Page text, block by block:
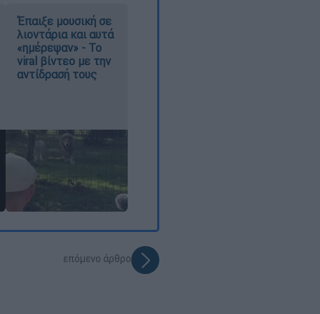
Έπαιξε μουσική σε
λιοντάρια και αυτά
«ημέρεψαν» - Το
viral βίντεο με την
αντίδρασή τους
επόμενο άρθρο